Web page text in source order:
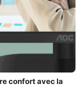
confort avec la